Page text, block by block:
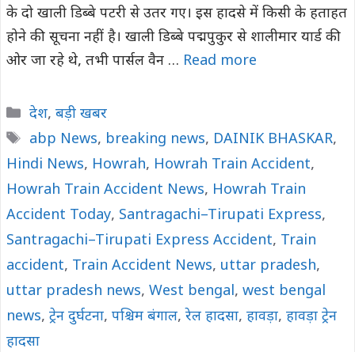
के दो खाली डिब्बे पटरी से उतर गए। इस हादसे में किसी के हताहत
होने की सूचना नहीं है। खाली डिब्बे पद्मपुकुर से शालीमार यार्ड की
ओर जा रहे थे, तभी पार्सल वैन … Read more
Categories
देश, बड़ी खबर
Tags
abp News, breaking news, DAINIK BHASKAR,
Hindi News, Howrah, Howrah Train Accident,
Howrah Train Accident News, Howrah Train
Accident Today, Santragachi–Tirupati Express,
Santragachi–Tirupati Express Accident, Train
accident, Train Accident News, uttar pradesh,
uttar pradesh news, West bengal, west bengal
news, ट्रेन दुर्घटना, पश्चिम बंगाल, रेल हादसा, हावड़ा, हावड़ा ट्रेन
हादसा